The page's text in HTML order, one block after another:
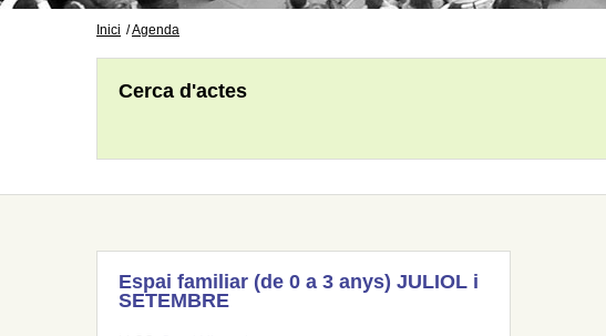
Inici Agenda
Cerca d'actes
Espai familiar (de 0 a 3 anys) JULIOL i
SETEMBRE